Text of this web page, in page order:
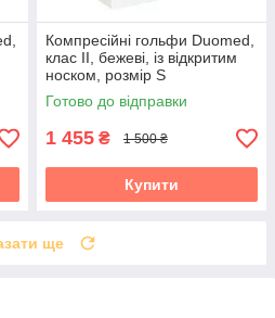
Компресійні гольфи Duomed,
клас II, бежеві, із відкритим
носком, розмір S
(V240002000)
Готово до відправки
1 455 ₴ 1 500 ₴
Купити
ще